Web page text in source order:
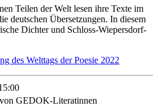
Teilen der Welt lesen ihre Texte im
deutschen Übersetzungen. In diesem
Dichter und Schloss-Wiepersdorf-
des Welttags der Poesie 2022
GEDOK-Literatinnen